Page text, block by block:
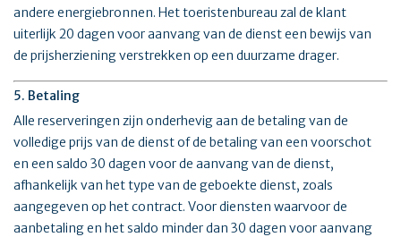
andere energiebronnen. Het toeristenbureau zal de klant
uiterlijk 20 dagen voor aanvang van de dienst een bewijs van
de prijsherziening verstrekken op een duurzame drager.
5. Betaling
Alle reserveringen zijn onderhevig aan de betaling van de
volledige prijs van de dienst of de betaling van een voorschot
en een saldo 30 dagen voor de aanvang van de dienst,
afhankelijk van het type van de geboekte dienst, zoals
aangegeven op het contract. Voor diensten waarvoor de
aanbetaling en het saldo minder dan 30 dagen voor aanvang